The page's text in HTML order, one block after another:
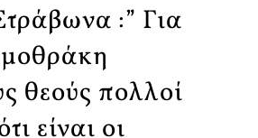
:” Για
θεούς πολλοί
είναι οι